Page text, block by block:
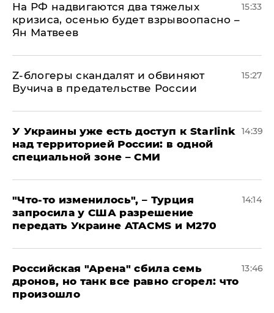
На РФ надвигаются два тяжелых
кризиса, осенью будет взрывоопасно –
Ян Матвеев
15:33
Z-блогеры скандалят и обвиняют
Вучича в предательстве России
15:27
У Украины уже есть доступ к Starlink
над территорией России: в одной
специальной зоне – СМИ
14:39
​"Что-то изменилось", – Турция
запросила у США разрешение
передать Украине ATACMS и M270
14:14
​Российская "Арена" сбила семь
дронов, но танк все равно сгорел: что
произошло
13:46